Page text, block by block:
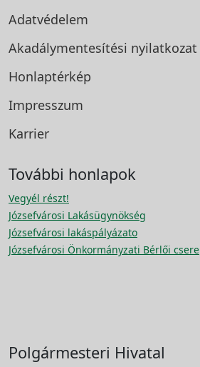
Adatvédelem
Akadálymentesítési nyilatkozat
Honlaptérkép
Impresszum
Karrier
További honlapok
Vegyél részt!
Józsefvárosi Lakásügynökség
Józsefvárosi lakáspályázato
Józsefvárosi Önkormányzati Bérlői csere
Polgármesteri Hivatal